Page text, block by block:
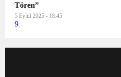
Tören”
5 Eylül 2025 - 18:45
9